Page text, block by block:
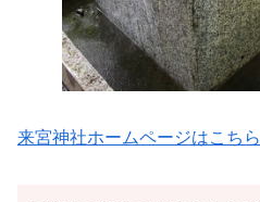
来宮神社ホームページはこちら